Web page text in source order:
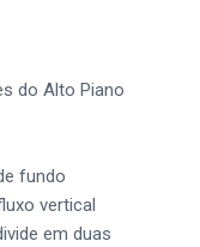
do Alto Piano
fundo
vertical
em duas